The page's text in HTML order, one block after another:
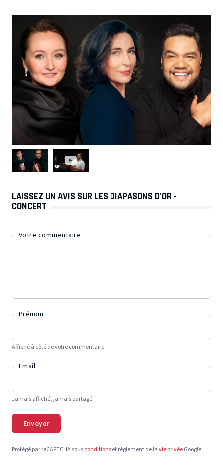
LAISSEZ UN AVIS SUR LES DIAPASONS D'OR -
CONCERT
Votre commentaire
Prénom
Affiché à côté de votre commentaire.
Email
Jamais affiché, jamais partagé !
Envoyer
Protégé par reCAPTCHA sousconditionset règlement de lavie privéeGoogle.